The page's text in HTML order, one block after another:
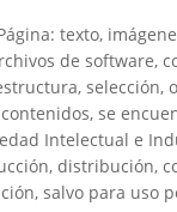
texto,
de software,
selección,
se
Intelectual e
distribución,
salvo para uso